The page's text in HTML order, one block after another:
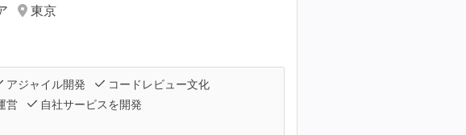
東京
アジャイル開発
コードレビュー文化
営
自社サービスを開発